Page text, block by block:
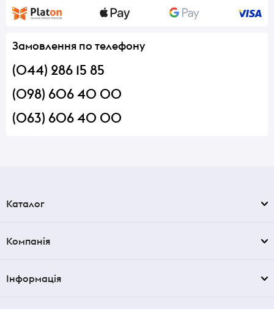
Замовлення по телефону
(044) 286 15 85
(098) 606 40 00
(063) 606 40 00
Каталог
Компанія
Інформація